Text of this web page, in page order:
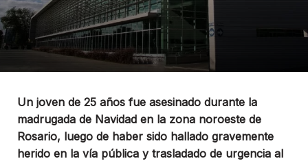
Un joven de 25 años fue asesinado durante la
madrugada de Navidad en la zona noroeste de
Rosario, luego de haber sido hallado gravemente
herido en la vía pública y trasladado de urgencia al